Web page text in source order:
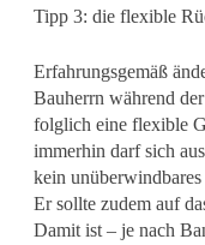
Tipp 3: die flexible
Erfahrungsgemäß
Bauherrn während
folglich eine flexible
immerhin darf sich
kein
Er sollte zudem auf
Damit ist – je nach